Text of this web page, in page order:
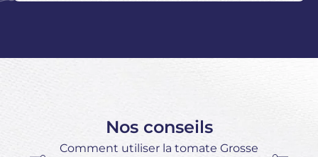
Nos conseils
Comment utiliser la tomate Grosse